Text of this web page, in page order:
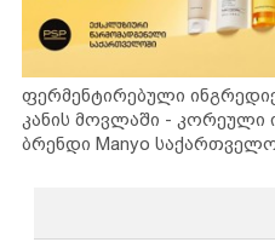
ფერმენტირებული
კანის მოვლაში - კორეული
ბრენდი Manyo